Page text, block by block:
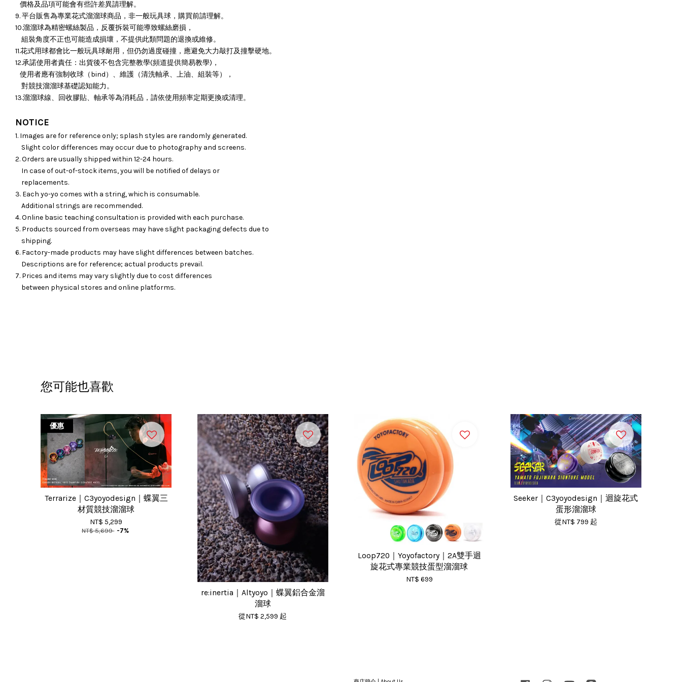
價格及品項可能會有些許差異請理解。
9. 平台販售為專業花式溜溜球商品，非一般玩具球，購買前請理解。
10.溜溜球為精密螺絲製品，反覆拆裝可能導致螺絲磨損，
組裝角度不正也可能造成損壞， 不提供此類問題的退換或維修。
11.花式用球都會比一般玩具球耐用，但仍勿過度碰撞，應避免大力敲打及撞擊硬地。
12.承諾使用者責任：出貨後不包含完整教學(頻道提供簡易教學)，
使用者應有強制收球（bind）、維護（清洗軸承、上油、組裝等），
對競技溜溜球基礎認知能力。
13.溜溜球線、回收膠貼、軸承等為消耗品，請依使用頻率定期更換或清理。
NOTICE
1. Images are for reference only; splash styles are randomly generated.
Slight color differences may occur due to photography and screens.
2. Orders are usually shipped within 12-24 hours.
In case of out-of-stock items, you will be notified of delays or
replacements.
3. Each yo-yo comes with a string, which is consumable.
Additional strings are recommended.
4. Online basic teaching consultation is provided with each purchase.
5. Products sourced from overseas may have slight packaging defects due to
shipping.
6. Factory-made products may have slight differences between batches.
Descriptions are for reference; actual products prevail.
7. Prices and items may vary slightly due to cost differences
between physical stores and online platforms.
您可能也喜歡
優惠
Terrarize｜C3yoyodesign｜蝶翼三
材質競技溜溜球
NT$ 5,299
NT$ 5,699 -7%
re:inertia｜Altyoyo｜蝶翼鋁合金溜
溜球
從NT$ 2,599 起
Loop720｜Yoyofactory｜2A雙手迴
旋花式專業競技蛋型溜溜球
NT$ 699
Seeker｜C3yoyodesign｜迴旋花式
蛋形溜溜球
從NT$ 799 起